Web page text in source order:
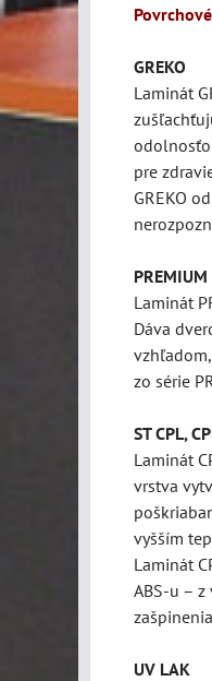
GREKO
Laminát
pre
GREKO
PREMIUM
Laminát
Dáva
zo série
ST CPL,
Laminát
vrstva
vyšším
Laminát
ABS-u –
UV LAK